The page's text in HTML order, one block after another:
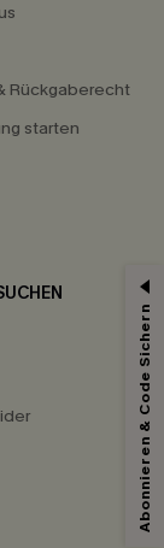
Rückgaberecht
starten
gültig.
abmelden.
Abonnieren & Code Sichern